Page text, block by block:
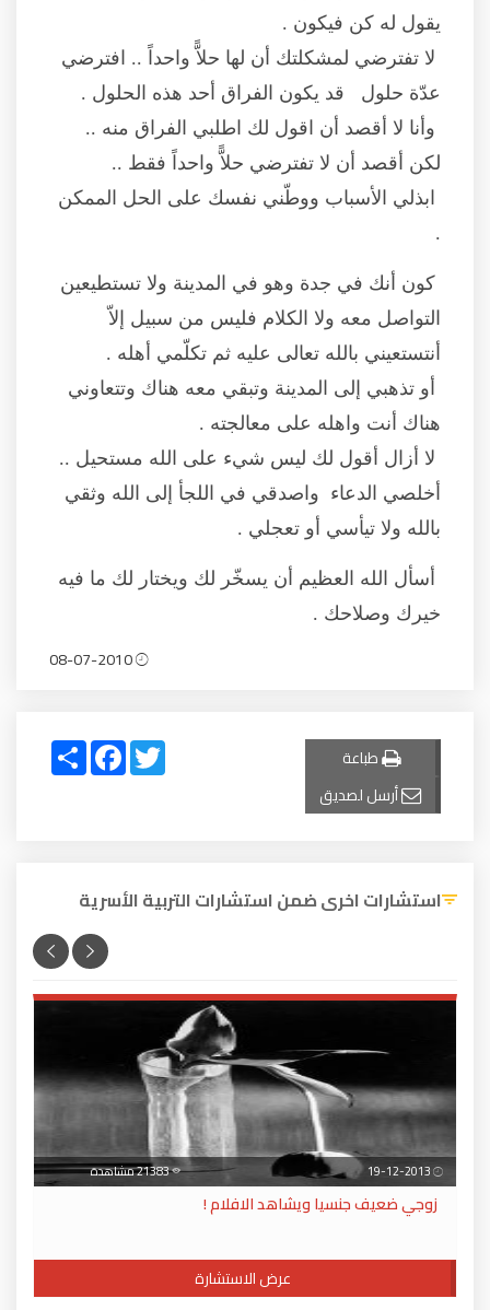
يقول له كن فيكون .
لا تفترضي لمشكلتك أن لها حلاًّ واحداً .. افترضي
عدّة حلول قد يكون الفراق أحد هذه الحلول .
وأنا لا أقصد أن اقول لك اطلبي الفراق منه ..
لكن أقصد أن لا تفترضي حلاًّ واحداً فقط ..
ابذلي الأسباب ووطّني نفسك على الحل الممكن
.
كون أنك في جدة وهو في المدينة ولا تستطيعين
التواصل معه ولا الكلام فليس من سبيل إلاّ
أنتستعيني بالله تعالى عليه ثم تكلّمي أهله .
أو تذهبي إلى المدينة وتبقي معه هناك وتتعاوني
هناك أنت واهله على معالجته .
لا أزال أقول لك ليس شيء على الله مستحيل ..
أخلصي الدعاء واصدقي في اللجأ إلى الله وثقي
بالله ولا تيأسي أو تعجلي .
أسأل الله العظيم أن يسخّر لك ويختار لك ما فيه
خيرك وصلاحك .
طباعة
أرسل لصديق
Share
FacebookTwitter
استشارات اخرى ضمن استشارات التربية الأسرية
21383 مشاهدة
زوجي ضعيف جنسيا ويشاهد الافلام !
عرض الاستشارة